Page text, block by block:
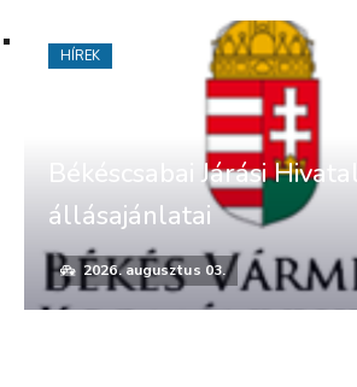
Békéscsabai Járási
állásajánlatai
2026. augusztus 03.
HÍREK